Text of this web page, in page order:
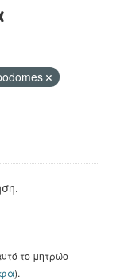
το μητρώο
).